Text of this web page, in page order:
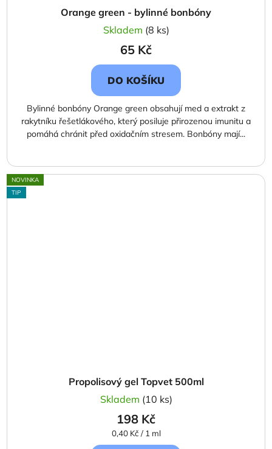
Orange green - bylinné bonbóny
Skladem (8 ks)
65 Kč
DO KOŠÍKU
Bylinné bonbóny Orange green obsahují med a extrakt z
rakytníku řešetlákového, který posiluje přirozenou imunitu a
pomáhá chránit před oxidačním stresem. Bonbóny mají...
NOVINKA
TIP
Propolisový gel Topvet 500ml
Skladem (10 ks)
198 Kč
Měrná
cena:
0,40 Kč / 1 ml